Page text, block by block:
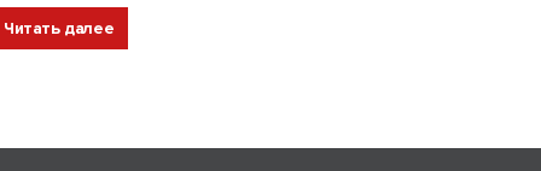
Читать далее